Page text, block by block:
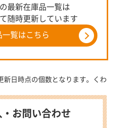
最新在庫品一覧は
随時更新しています
一覧はこちら
日時点の個数となります。くわ
お問い合わせ